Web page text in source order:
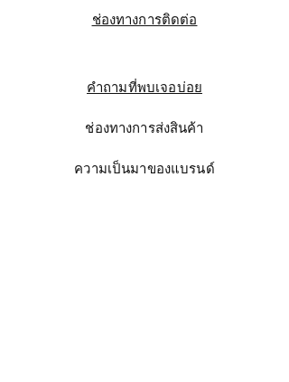
ช่องทางการติดต่อ
คำถามที่พบเจอบ่อย
ช่องทางการส่งสินค้า
ความเป็นมาของแบรนด์